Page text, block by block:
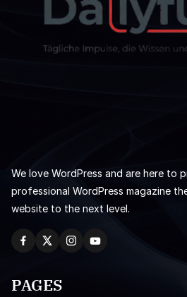
We love WordPress and are here to
professional WordPress magazine
website to the next level.
PAGES